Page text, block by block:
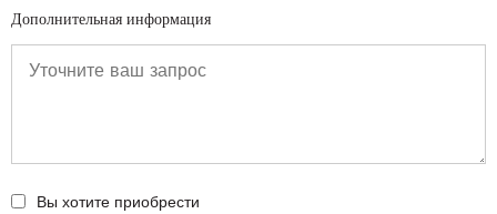
Дополнительная информация
Вы хотите приобрести